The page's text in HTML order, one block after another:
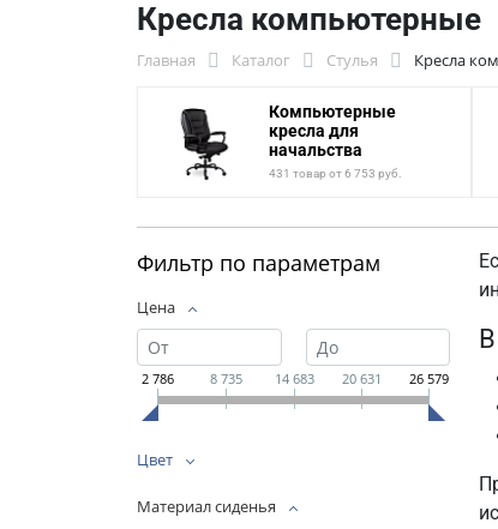
Кресла компьютерные
Главная Каталог Стулья Кресла
Компьютерные
кресла для
начальства
431 товар от 6 753 руб.
Фильтр по параметрам
Цена
2 786 8 735 14 683 20 631 26 579
Цвет
Материал сиденья